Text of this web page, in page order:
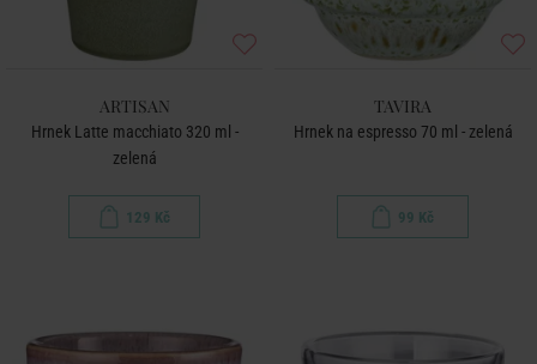
ARTISAN
Hrnek Latte macchiato 320 ml -
zelená
129 Kč
TAVIRA
Hrnek na espresso 70 ml - zelená
99 Kč